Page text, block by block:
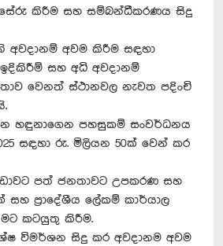
කිරීම සහ සම්බන්ධීකරණය සිදු
අවදානම් අවම කිරීම සඳහා
සහ අධි අවදානම්
වෙනත් ස්ථානවල නැවත පදිංචි
හඳුනාගෙන පහසුකම් සංවර්ධනය
සඳහා රු. මිලියන 50ක් වෙන් කර
පත් ජනතාවට උපකරණ සහ
සහ ප්‍රාදේශීය ලේකම් කාර්යාල
කටයුතු කිරීම.
විමර්ශන සිදු කර අවදානම අවම